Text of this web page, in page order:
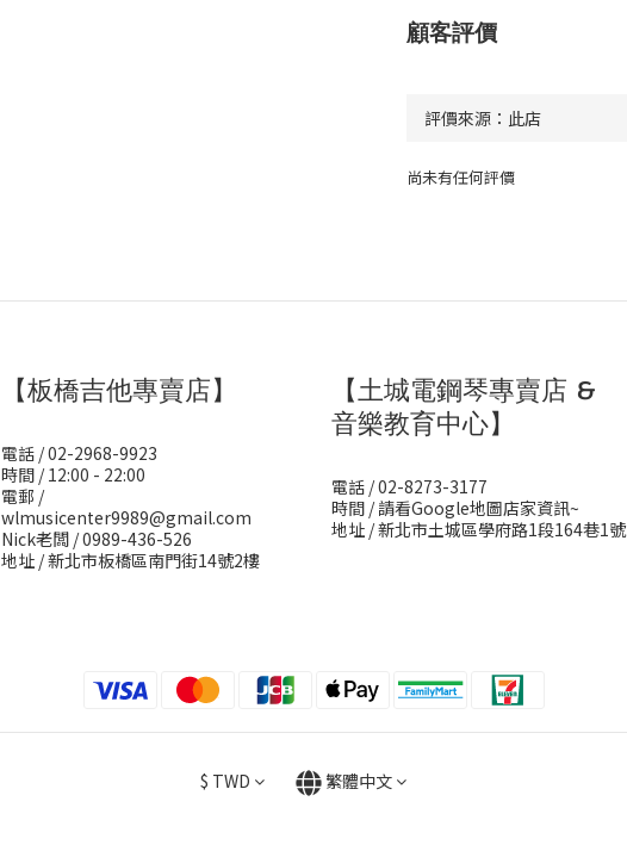
顧客評價
尚未有任何評價
【板橋吉他專賣店】
電話 / 02-2968-9923
時間 / 12:00 - 22:00
電郵 /
wlmusicenter9989@gmail.com
Nick老闆 / 0989-436-526
地址 / 新北市板橋區南門街14號2樓
【土城電鋼琴專賣店 &
音樂教育中心】
電話 / 02-8273-3177
時間 / 請看Google地圖店家資訊~
地址 / 新北市土城區學府路1段164巷1號
$ TWD 繁體中文